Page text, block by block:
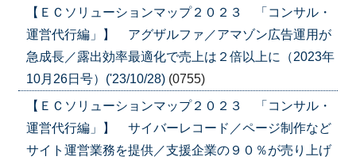
【ＥＣソリューションマップ２０２３ 「コンサル・
運営代行編」】 アグザルファ／アマゾン広告運用が
急成長／露出効率最適化で売上は２倍以上に（2023年
10月26日号）('23/10/28) (0755)
【ＥＣソリューションマップ２０２３ 「コンサル・
運営代行編」】 サイバーレコード／ページ制作など
サイト運営業務を提供／支援企業の９０％が売り上げ